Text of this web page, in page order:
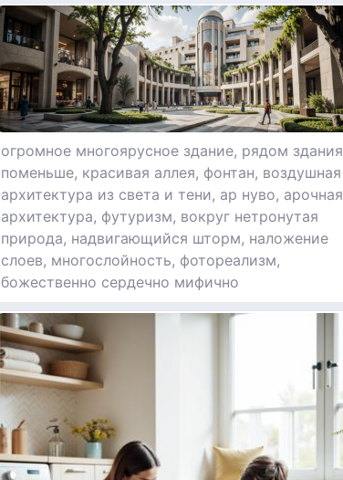
огромное многоярусное здание, рядом здания
поменьше, красивая аллея, фонтан, воздушная
архитектура из света и тени, ар нуво, арочная
архитектура, футуризм, вокруг нетронутая
природа, надвигающийся шторм, наложение
слоев, многослойность, фотореализм,
божественно сердечно мифично